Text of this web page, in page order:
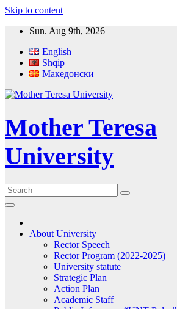
Skip to content
Sun. Aug 9th, 2026
English
Shqip
Македонски
Mother Teresa
University
About University
Rector Speech
Rector Program (2022-2025)
University statute
Strategic Plan
Action Plan
Academic Staff